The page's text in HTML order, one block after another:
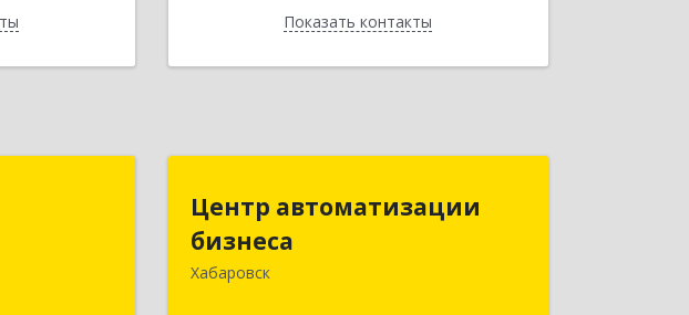
Показать контакты
Назад
Хабаровск
дом № 25,
Центр автоматизации
бизнеса
Хабаровск
бизнеса
680030, Хабаровский край, Хабаровск